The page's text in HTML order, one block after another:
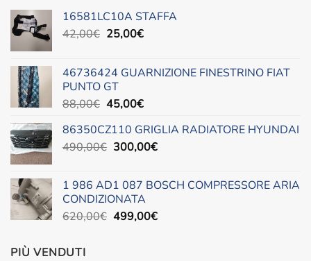
16581LC10A STAFFA
42,00€ Il
era:
42,00€.
25,00€Il
è:
46736424 GUARNIZIONE FINESTRINO FIAT
PUNTO GT
88,00€ Il
originale
era:
45,00€Il
attuale
è:
86350CZ110 GRIGLIA RADIATORE HYUNDAI
490,00€ Il
era:
490,00€.
300,00€Il
è:
1 986 AD1 087 BOSCH COMPRESSORE ARIA
CONDIZIONATA
620,00€ Il
499,00€Il
PIÙ VENDUTI